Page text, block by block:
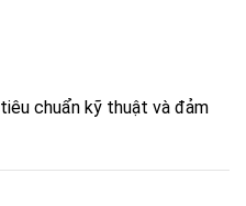
chuẩn kỹ thuật và đảm